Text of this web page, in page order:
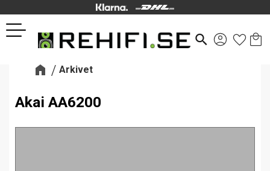
Meny
search
Arkivet
Akai AA6200